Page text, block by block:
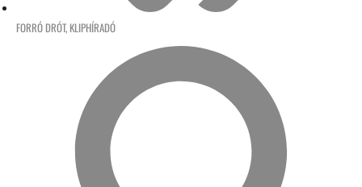
FORRÓ DRÓT, KLIPHÍRADÓ